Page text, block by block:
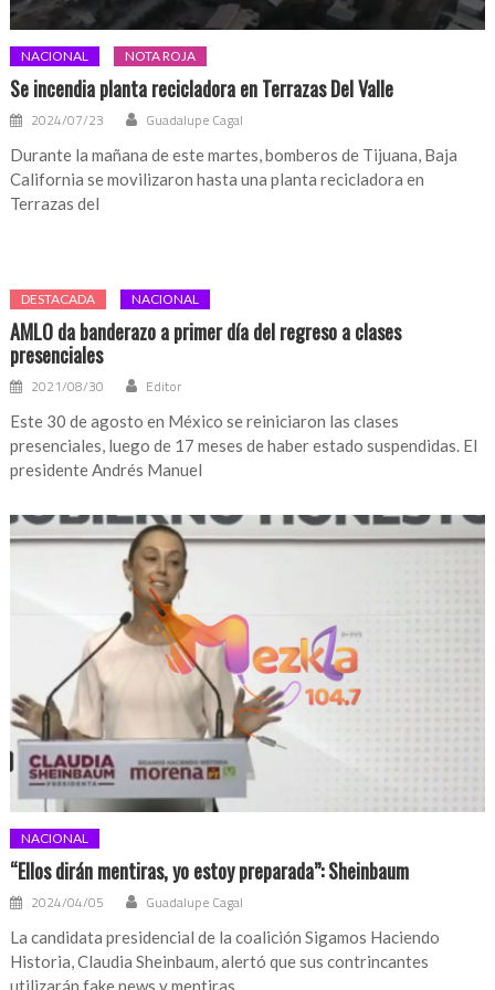
NACIONAL NOTA ROJA
Se incendia planta recicladora en Terrazas Del Valle
2024/07/23 Guadalupe Cagal
Durante la mañana de este martes, bomberos de Tijuana, Baja
California se movilizaron hasta una planta recicladora en
Terrazas del
DESTACADA NACIONAL
AMLO da banderazo a primer día del regreso a clases
presenciales
2021/08/30 Editor
Este 30 de agosto en México se reiniciaron las clases
presenciales, luego de 17 meses de haber estado suspendidas. El
presidente Andrés Manuel
NACIONAL
“Ellos dirán mentiras, yo estoy preparada”: Sheinbaum
2024/04/05 Guadalupe Cagal
La candidata presidencial de la coalición Sigamos Haciendo
Historia, Claudia Sheinbaum, alertó que sus contrincantes
utilizarán fake news y mentiras